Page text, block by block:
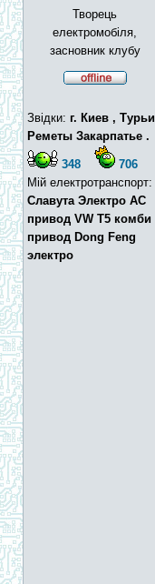
Творець
електромобіля,
засновник клубу
Звідки: г. Киев , Турьи
Реметы Закарпатье .
348
706
Мій електротранспорт:
Славута Электро АС
привод VW T5 комби
привод Dong Feng
электро